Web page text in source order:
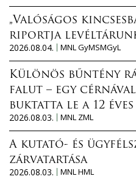
„Valóságos
riportja
2026.08.04.
MNL GyMSMGyL
Különös bűntény
falut – egy
buktatta le a 12
2026.08.03.
MNL ZML
A kutató- és
zárvatartása
2026.08.03.
MNL HML